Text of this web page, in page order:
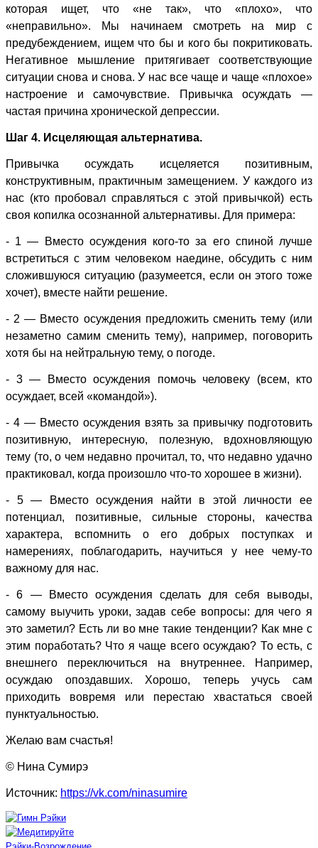
которая ищет, что «не так», что «плохо», что
«неправильно». Мы начинаем смотреть на мир с
предубеждением, ищем что бы и кого бы покритиковать.
Негативное мышление притягивает соответствующие
ситуации снова и снова. У нас все чаще и чаще «плохое»
настроение и самочувствие. Привычка осуждать —
частая причина хронической депрессии.
Шаг 4. Исцеляющая альтернатива.
Привычка осуждать исцеляется позитивным,
конструктивным, практичным замещением. У каждого из
нас (кто пробовал справляться с этой привычкой) есть
своя копилка осознанной альтернативы. Для примера:
- 1 — Вместо осуждения кого-то за его спиной лучше
встретиться с этим человеком наедине, обсудить с ним
сложившуюся ситуацию (разумеется, если он этого тоже
хочет), вместе найти решение.
- 2 — Вместо осуждения предложить сменить тему (или
незаметно самим сменить тему), например, поговорить
хотя бы на нейтральную тему, о погоде.
- 3 — Вместо осуждения помочь человеку (всем, кто
осуждает, всей «командой»).
- 4 — Вместо осуждения взять за привычку подготовить
позитивную, интересную, полезную, вдохновляющую
тему (то, о чем недавно прочитал, то, что недавно удачно
практиковал, когда произошло что-то хорошее в жизни).
- 5 — Вместо осуждения найти в этой личности ее
потенциал, позитивные, сильные стороны, качества
характера, вспомнить о его добрых поступках и
намерениях, поблагодарить, научиться у нее чему-то
важному для нас.
- 6 — Вместо осуждения сделать для себя выводы,
самому выучить уроки, задав себе вопросы: для чего я
это заметил? Есть ли во мне такие тенденции? Как мне с
этим поработать? Что я чаще всего осуждаю? То есть, с
внешнего переключиться на внутреннее. Например,
осуждаю опоздавших. Хорошо, теперь учусь сам
приходить вовремя или перестаю хвастаться своей
пунктуальностью.
Желаю вам счастья!
© Нина Сумирэ
Источник: https://vk.com/ninasumire